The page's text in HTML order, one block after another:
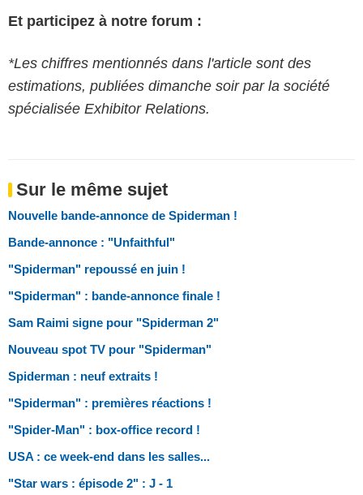
Et participez à notre forum :
*Les chiffres mentionnés dans l'article sont des
estimations, publiées dimanche soir par la société
spécialisée Exhibitor Relations.
Sur le même sujet
Nouvelle bande-annonce de Spiderman !
Bande-annonce : "Unfaithful"
"Spiderman" repoussé en juin !
"Spiderman" : bande-annonce finale !
Sam Raimi signe pour "Spiderman 2"
Nouveau spot TV pour "Spiderman"
Spiderman : neuf extraits !
"Spiderman" : premières réactions !
"Spider-Man" : box-office record !
USA : ce week-end dans les salles...
"Star wars : épisode 2" : J - 1